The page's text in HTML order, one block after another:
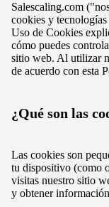
Salescaling.com
cookies y
Uso de Cookies
cómo puedes
sitio web. Al utilizar
de acuerdo con esta
¿Qué son las
Las cookies son
tu dispositivo (como
visitas nuestro sitio
y obtener